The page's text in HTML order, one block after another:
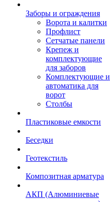
Заборы и ограждения
Ворота и калитки
Профлист
Сетчатые панели
Крепеж и
комплектующие
для заборов
Комплектующие и
автоматика для
ворот
Столбы
Пластиковые емкости
Беседки
Геотекстиль
Композитная арматура
АКП (Алюминиевые